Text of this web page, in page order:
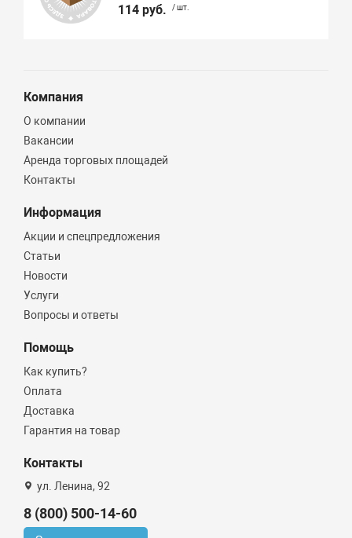
114 руб. / шт.
Компания
О компании
Вакансии
Аренда торговых площадей
Контакты
Информация
Акции и спецпредложения
Статьи
Новости
Услуги
Вопросы и ответы
Помощь
Как купить?
Оплата
Доставка
Гарантия на товар
Контакты
ул. Ленина, 92
8 (800) 500-14-60